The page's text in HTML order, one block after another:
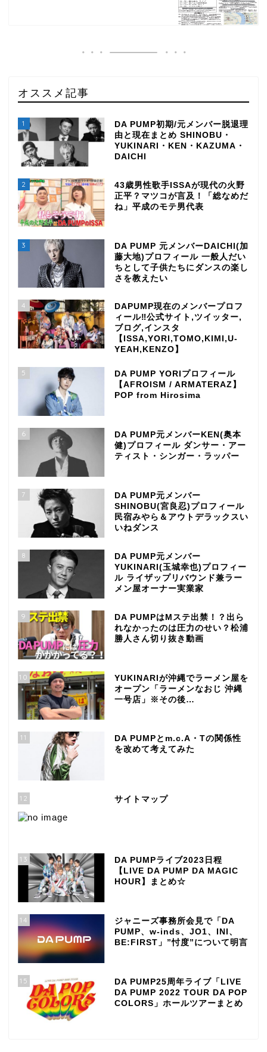
オススメ記事
1
DA PUMP初期/元メンバー脱退理
由と現在まとめ SHINOBU・
YUKINARI・KEN・KAZUMA・
DAICHI
2
43歳男性歌手ISSAが現代の火野
正平？マツコが言及！「総なめだ
ね」平成のモテ男代表
3
DA PUMP 元メンバーDAICHI(加
藤大地)プロフィール 一般人だい
ちとして子供たちにダンスの楽し
さを教えたい
4
DAPUMP現在のメンバープロフ
ィール‼公式サイト,ツイッター,
ブログ,インスタ
【ISSA,YORI,TOMO,KIMI,U-
YEAH,KENZO】
5
DA PUMP YORIプロフィール
【AFROISM / ARMATERAZ】
POP from Hirosima
6
DA PUMP元メンバーKEN(奥本
健)プロフィール ダンサー・アー
ティスト・シンガー・ラッパー
7
DA PUMP元メンバー
SHINOBU(宮良忍)プロフィール
民宿みやら＆アウトデラックスい
いねダンス
8
DA PUMP元メンバー
YUKINARI(玉城幸也)プロフィー
ル ライザップリバウンド兼ラー
メン屋オーナー実業家
9
DA PUMPはMステ出禁！？出ら
れなかったのは圧力のせい？松浦
勝人さん切り抜き動画
10
YUKINARIが沖縄でラーメン屋を
オープン「ラーメンなおじ 沖縄
一号店」※その後…
11
DA PUMPとm.c.A・Tの関係性
を改めて考えてみた
12 サイトマップ
13
DA PUMPライブ2023日程
【LIVE DA PUMP DA MAGIC
HOUR】まとめ☆
14
ジャニーズ事務所会見で「DA
PUMP、w-inds、JO1、INI、
BE:FIRST」”忖度”について明言
15
DA PUMP25周年ライブ「LIVE
DA PUMP 2022 TOUR DA POP
COLORS」ホールツアーまとめ